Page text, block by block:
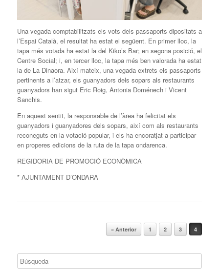
Una vegada comptabilitzats els vots dels passaports dipositats a
l’Espai Català, el resultat ha estat el següent. En primer lloc, la
tapa més votada ha estat la del Kiko’s Bar; en segona posició, el
Centre Social; i, en tercer lloc, la tapa més ben valorada ha estat
la de La Dinaora. Així mateix, una vegada extrets els passaports
pertinents a l’atzar, els guanyadors dels sopars als restaurants
guanyadors han sigut Eric Roig, Antonia Doménech i Vicent
Sanchis.
En aquest sentit, la responsable de l’àrea ha felicitat els
guanyadors i guanyadores dels sopars, així com als restaurants
reconeguts en la votació popular, i els ha encoratjat a participar
en properes edicions de la ruta de la tapa ondarenca.
REGIDORIA DE PROMOCIÓ ECONÒMICA
* AJUNTAMENT D’ONDARA
« Anterior 1 2 3 4